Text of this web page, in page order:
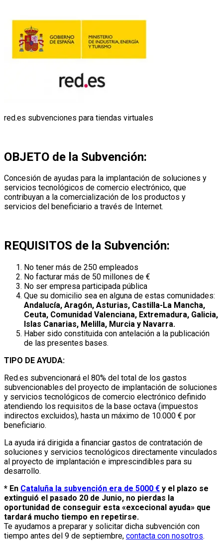
red.es subvenciones para tiendas virtuales
OBJETO de la Subvención:
Concesión de ayudas para la implantación de soluciones y
servicios tecnológicos de comercio electrónico, que
contribuyan a la comercialización de los productos y
servicios del beneficiario a través de Internet.
REQUISITOS de la Subvención:
No tener más de 250 empleados
No facturar más de 50 millones de €
No ser empresa participada pública
Que su domicilio sea en alguna de estas comunidades:
Andalucía, Aragón, Asturias, Castilla-La Mancha,
Ceuta, Comunidad Valenciana, Extremadura, Galicia,
Islas Canarias, Melilla, Murcia y Navarra.
Haber sido constituida con antelación a la publicación
de las presentes bases.
TIPO DE AYUDA:
Red.es subvencionará el 80% del total de los gastos
subvencionables del proyecto de implantación de soluciones
y servicios tecnológicos de comercio electrónico definido
atendiendo los requisitos de la base octava (impuestos
indirectos excluidos), hasta un máximo de 10.000 € por
beneficiario.
La ayuda irá dirigida a financiar gastos de contratación de
soluciones y servicios tecnológicos directamente vinculados
al proyecto de implantación e imprescindibles para su
desarrollo.
* En Cataluña la subvención era de 5000 € y el plazo se
extinguió el pasado 20 de Junio, no pierdas la
oportunidad de conseguir esta «excecional ayuda» que
tardará mucho tiempo en repetirse.
Te ayudamos a preparar y solicitar dicha subvención con
tiempo antes del 9 de septiembre, contacta con nosotros.